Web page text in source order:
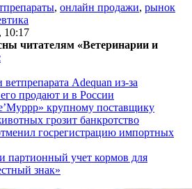
, онлайн продажи, рынок
10:17
читателям «Ветеринарии и
Adequan из-за
продают и в России
крупному поставщику
грозит банкротство
госрегистрацию импортных
партионный учет кормов для
знак»